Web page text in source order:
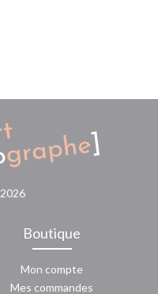
2026
Boutique
Mon compte
Mes commandes